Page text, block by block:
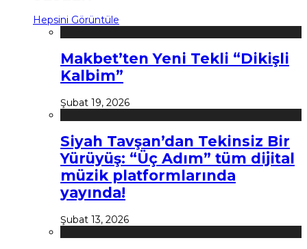
Hepsini Görüntüle
Makbet’ten Yeni Tekli “Dikişli
Kalbim”
Şubat 19, 2026
Siyah Tavşan’dan Tekinsiz Bir
Yürüyüş: “Üç Adım” tüm dijital
müzik platformlarında
yayında!
Şubat 13, 2026